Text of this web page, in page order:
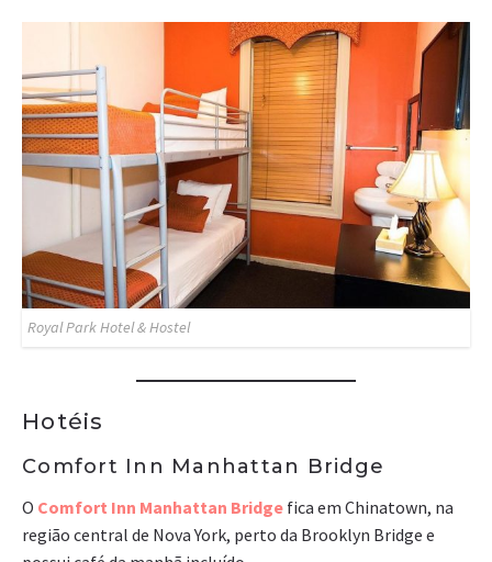
Royal Park Hotel & Hostel
Hotéis
Comfort Inn Manhattan Bridge
O Comfort Inn Manhattan Bridge fica em Chinatown, na
região central de Nova York, perto da Brooklyn Bridge e